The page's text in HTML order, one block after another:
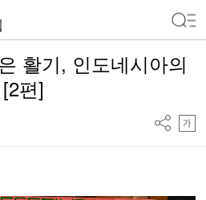
활기, 인도네시아의
편]